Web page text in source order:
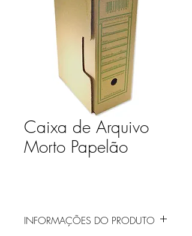
Caixa de Arquivo
Morto Papelão
INFORMAÇÕES DO PRODUTO